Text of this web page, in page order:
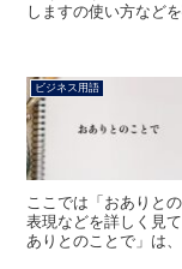
しますの使い方など
ビジネス用語
ここでは「おありと
表現などを詳しく見
ありとのことで」は